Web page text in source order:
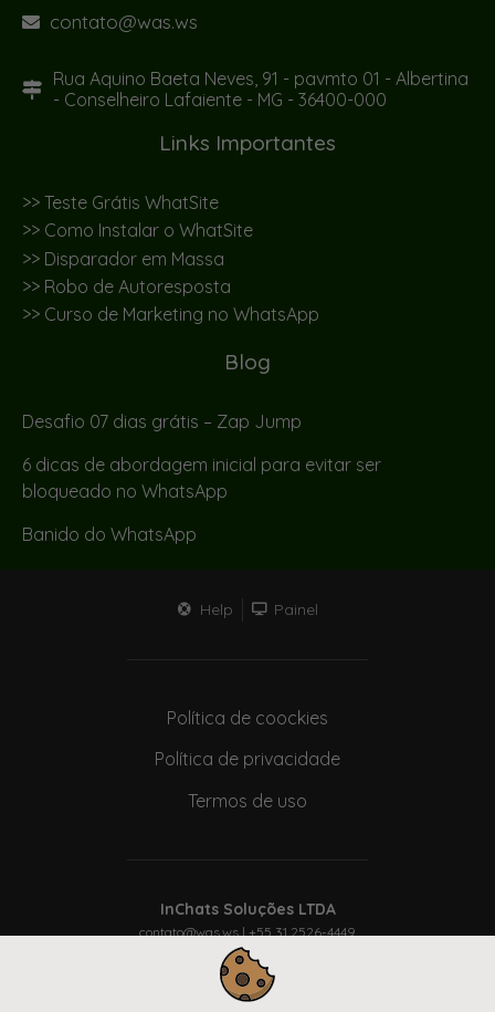
contato@was.ws
Rua Aquino Baeta Neves, 91 - pavmto 01 - Albertina
- Conselheiro Lafaiente - MG - 36400-000
Links Importantes
>> Teste Grátis WhatSite
>> Como Instalar o WhatSite
>> Disparador em Massa
>> Robo de Autoresposta
>> Curso de Marketing no WhatsApp
Blog
Desafio 07 dias grátis – Zap Jump
6 dicas de abordagem inicial para evitar ser
bloqueado no WhatsApp
Banido do WhatsApp
Help Painel
Política de coockies
Política de privacidade
Termos de uso
InChats Soluções LTDA
contato@was.ws| +55 31 2526-4449
CNPJ: 40.920.844/0001-75
Rua Aquino Baeta Neves, 91 – pavmto 01 – Albertina – Cons.
Lafaiente – MG – 36400-000